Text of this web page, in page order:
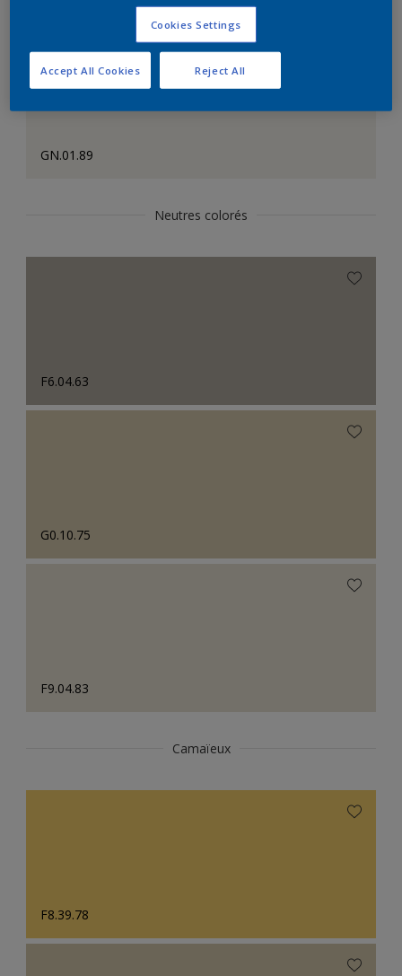
GN.01.89
Neutres colorés
F6.04.63
G0.10.75
F9.04.83
Camaïeux
F8.39.78
Cookies Settings
Reject All
Accept All Cookies